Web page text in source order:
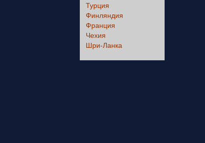
Турция
Финляндия
Франция
Чехия
Шри-Ланка